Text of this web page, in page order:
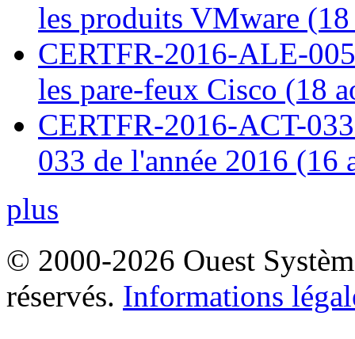
les produits VMware
CERTFR-2016-ALE-
les pare-feux Cisco (18
CERTFR-2016-ACT-
033 de l'année 2016 (16
plus
© 2000-2026 Ouest
réservés. Informations